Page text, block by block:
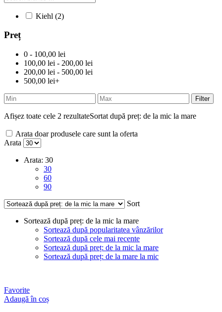
Kiehl (2)
Preț
0 - 100,00 lei
100,00 lei - 200,00 lei
200,00 lei - 500,00 lei
500,00 lei+
Filter
Afișez toate cele 2 rezultateSortat după preț: de la mic la mare
Arata doar produsele care sunt la oferta
Arata
Arata: 30
30
60
90
Sort
Sortează după preț: de la mic la mare
Sortează după popularitatea vânzărilor
Sortează după cele mai recente
Sortează după preț: de la mic la mare
Sortează după preț: de la mare la mic
Favorite
Adaugă în coș